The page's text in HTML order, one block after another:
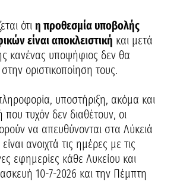
ότι η προθεσμία υποβολής
είναι αποκλειστική και μετά
κανένας υποψήφιος δεν θα
οριστικοποίηση τους.
υποστήριξη, ακόμα και
τυχόν δεν διαθέτουν, οι
να απευθύνονται στα Λύκειά
ανοιχτά τις ημέρες με τις
εφημερίες κάθε Λυκείου και
10-7-2026 και την Πέμπτη